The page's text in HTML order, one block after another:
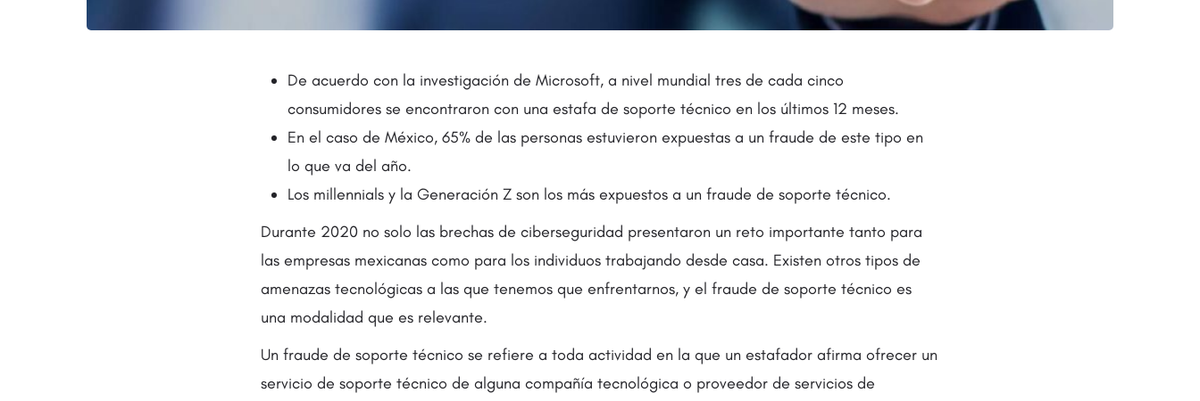
De acuerdo con la investigación de Microsoft, a nivel mundial tres de cada cinco
consumidores se encontraron con una estafa de soporte técnico en los últimos 12 meses.
En el caso de México, 65% de las personas estuvieron expuestas a un fraude de este tipo en
lo que va del año.
Los millennials y la Generación Z son los más expuestos a un fraude de soporte técnico.
Durante 2020 no solo las brechas de ciberseguridad presentaron un reto importante tanto para
las empresas mexicanas como para los individuos trabajando desde casa. Existen otros tipos de
amenazas tecnológicas a las que tenemos que enfrentarnos, y el fraude de soporte técnico es
una modalidad que es relevante.
Un fraude de soporte técnico se refiere a toda actividad en la que un estafador afirma ofrecer un
servicio de soporte técnico de alguna compañía tecnológica o proveedor de servicios de